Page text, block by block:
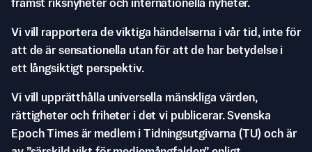
främst riksnyheter och internationella nyheter.
Vi vill rapportera de viktiga händelserna i vår tid, inte för
att de är sensationella utan för att de har betydelse i
ett långsiktigt perspektiv.
Vi vill upprätthålla universella mänskliga värden,
rättigheter och friheter i det vi publicerar. Svenska
Epoch Times är medlem i Tidningsutgivarna (TU) och är